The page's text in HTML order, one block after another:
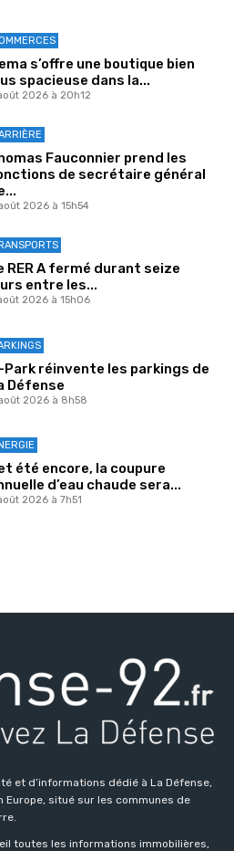
s’offre une boutique bien
spacieuse dans la...
2026 à 20h12
Fauconnier prend les
de secrétaire général
2026 à 15h54
RER A fermé durant seize
entre les...
2026 à 15h06
Park réinvente les parkings de
Défense
2026 à 8h58
été encore, la coupure
d’eau chaude sera...
2026 à 7h51
et d’informations dédié à La Défense,
Europe, situé sur les communes de
toutes les informations immobilières,